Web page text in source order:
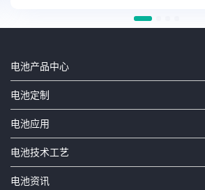
电池产品中心
电池定制
电池应用
电池技术工艺
电池资讯